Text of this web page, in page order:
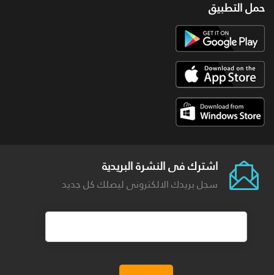
حمل التطبيق
اشترك فى النشرة البريدية
سجل بريدك الالكترونى ليصلك كل جديد